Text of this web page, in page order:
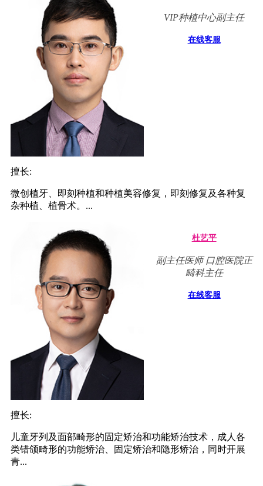
VIP种植中心副主任
在线客服
擅长:
微创植牙、即刻种植和种植美容修复，即刻修复及各种复
杂种植、植骨术。...
杜艺平
副主任医师 口腔医院正
畸科主任
在线客服
擅长:
儿童牙列及面部畸形的固定矫治和功能矫治技术，成人各
类错颌畸形的功能矫治、固定矫治和隐形矫治，同时开展
青...